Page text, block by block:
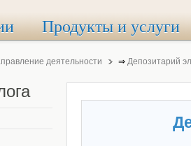
Продукты и услуги
деятельности ⇒ Депозитарий